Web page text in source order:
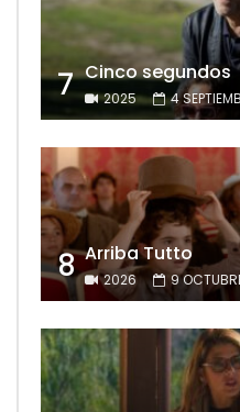
7 Cinco segundos
2025 4
8 Arriba Tutto
2026 9